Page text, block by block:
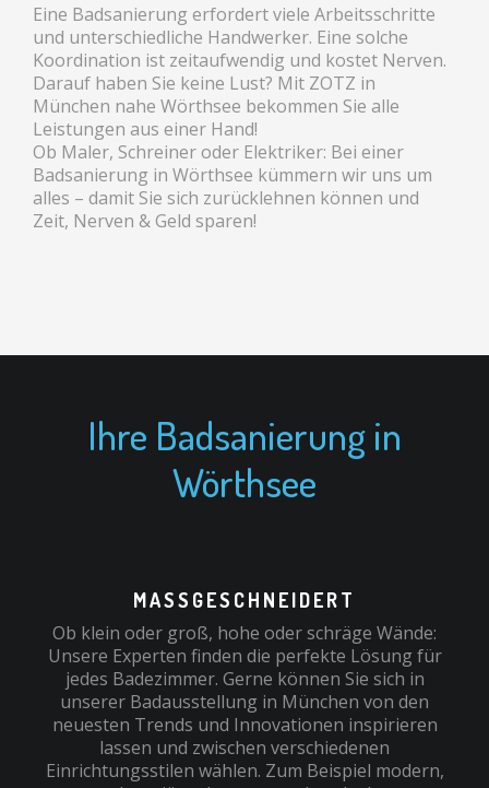
Eine Badsanierung erfordert viele Arbeitsschritte
und unterschiedliche Handwerker. Eine solche
Koordination ist zeitaufwendig und kostet Nerven.
Darauf haben Sie keine Lust? Mit ZOTZ in
München nahe Wörthsee bekommen Sie alle
Leistungen aus einer Hand!
Ob Maler, Schreiner oder Elektriker: Bei einer
Badsanierung in Wörthsee kümmern wir uns um
alles – damit Sie sich zurücklehnen können und
Zeit, Nerven & Geld sparen!
Ihre Badsanierung in
Wörthsee
MASSGESCHNEIDERT
Ob klein oder groß, hohe oder schräge Wände:
Unsere Experten finden die perfekte Lösung für
jedes Badezimmer. Gerne können Sie sich in
unserer Badausstellung in München von den
neuesten Trends und Innovationen inspirieren
lassen und zwischen verschiedenen
Einrichtungsstilen wählen. Zum Beispiel modern,